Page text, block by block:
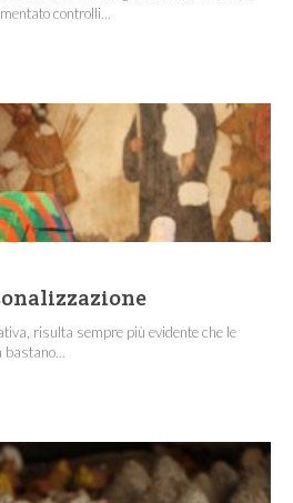
controlli...
risulta sempre più evidente che le
bastano...